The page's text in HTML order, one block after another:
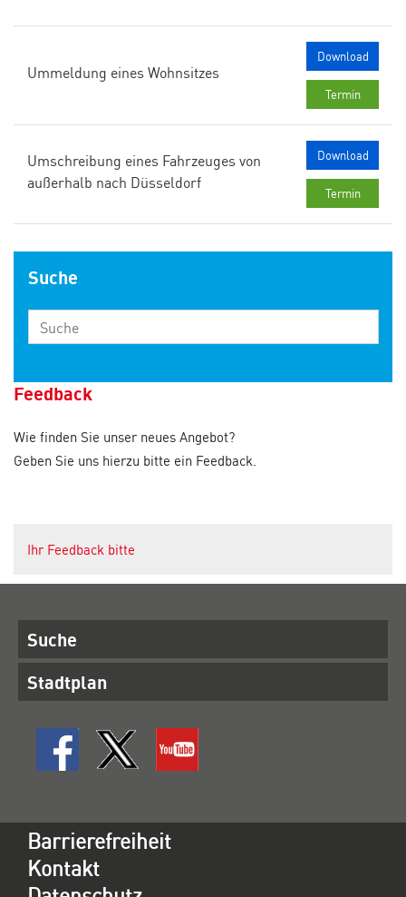
Ummeldung eines Wohnsitzes
Download
Termin
Umschreibung eines Fahrzeuges von
außerhalb nach Düsseldorf
Download
Termin
Suche
Feedback
Wie finden Sie unser neues Angebot?
Geben Sie uns hierzu bitte ein Feedback.
Ihr Feedback bitte
Suche
Stadtplan
Barrierefreiheit
Kontakt